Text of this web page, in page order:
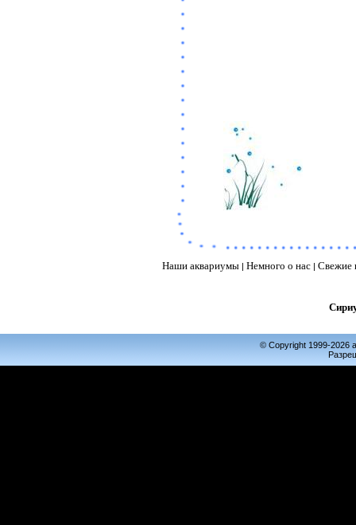
Наши аквариумы| Немного о нас| Свежие
©Copyright 1999-2026